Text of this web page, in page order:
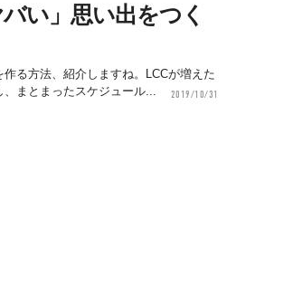
い」思い出をつく
る方法、紹介しますね。LCCが増えた
まとまったスケジュール...
2019/10/31